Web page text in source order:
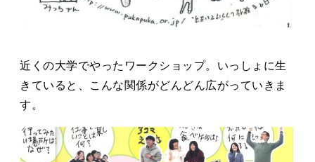
近くの大学でやったワークショップ。いっしょに生
きていると、こんな関係がどんどん広がっていきま
す。